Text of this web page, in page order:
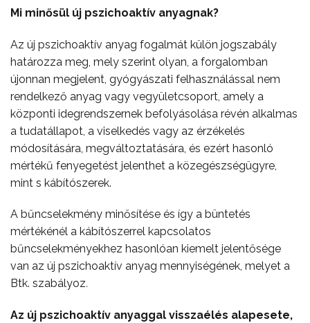
Mi minősül új pszichoaktív anyagnak?
Az új pszichoaktív anyag fogalmát külön jogszabály
határozza meg, mely szerint olyan, a forgalomban
újonnan megjelent, gyógyászati felhasználással nem
rendelkező anyag vagy vegyületcsoport, amely a
központi idegrendszernek befolyásolása révén alkalmas
a tudatállapot, a viselkedés vagy az érzékelés
módosítására, megváltoztatására, és ezért hasonló
mértékű fenyegetést jelenthet a közegészségügyre,
mint s kábítószerek.
A bűncselekmény minősítése és így a büntetés
mértékénél a kábítószerrel kapcsolatos
bűncselekményekhez hasonlóan kiemelt jelentősége
van az új pszichoaktív anyag mennyiségének, melyet a
Btk. szabályoz.
Az új pszichoaktív anyaggal visszaélés alapesete,